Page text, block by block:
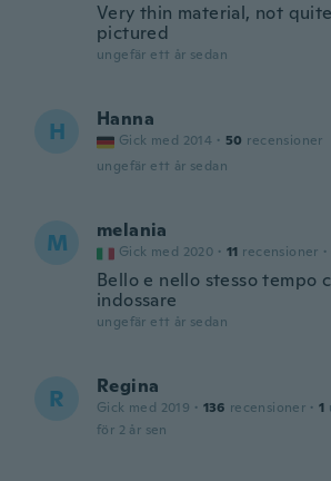
Very thin material, not
pictured
ungefär ett år sedan
H Hanna
Gick med 2014 · 50 recensioner
ungefär ett år sedan
M melania
Gick med 2020 · 11 recensioner ·
Bello e nello stesso tempo
indossare
ungefär ett år sedan
R Regina
Gick med 2019 · 136 recensioner · 1
för 2 år sen